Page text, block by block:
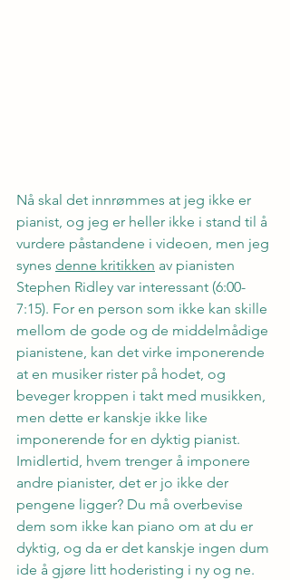
Nå skal det innrømmes at jeg ikke er
pianist, og jeg er heller ikke i stand til å
vurdere påstandene i videoen, men jeg
synes denne kritikken av pianisten
Stephen Ridley var interessant (6:00-
7:15). For en person som ikke kan skille
mellom de gode og de middelmådige
pianistene, kan det virke imponerende
at en musiker rister på hodet, og
beveger kroppen i takt med musikken,
men dette er kanskje ikke like
imponerende for en dyktig pianist.
Imidlertid, hvem trenger å imponere
andre pianister, det er jo ikke der
pengene ligger? Du må overbevise
dem som ikke kan piano om at du er
dyktig, og da er det kanskje ingen dum
ide å gjøre litt hoderisting i ny og ne.